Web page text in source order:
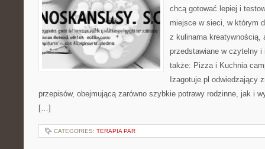
chcą gotować lepiej i
miejsce w sieci, w którym
z kulinarna kreatywnością,
przedstawiane w czytelny
także: Pizza i Kuchnia
Izagotuje.pl odwiedzający
przepisów, obejmującą zarówno szybkie potrawy rodzinne, jak i
[…]
CATEGORIES: TERAPIA PAR